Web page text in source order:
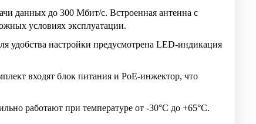
данных до 300 Мбит/с. Встроенная антенна с
условиях эксплуатации.
удобства настройки предусмотрена LED-индикация
входят блок питания и PoE-инжектор, что
работают при температуре от -30°C до +65°C.